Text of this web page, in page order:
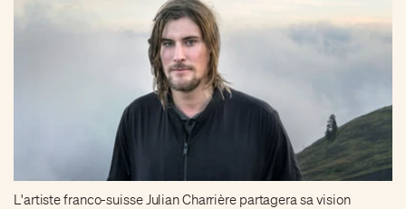
L'artiste franco-suisse Julian Charrière partagera sa vision